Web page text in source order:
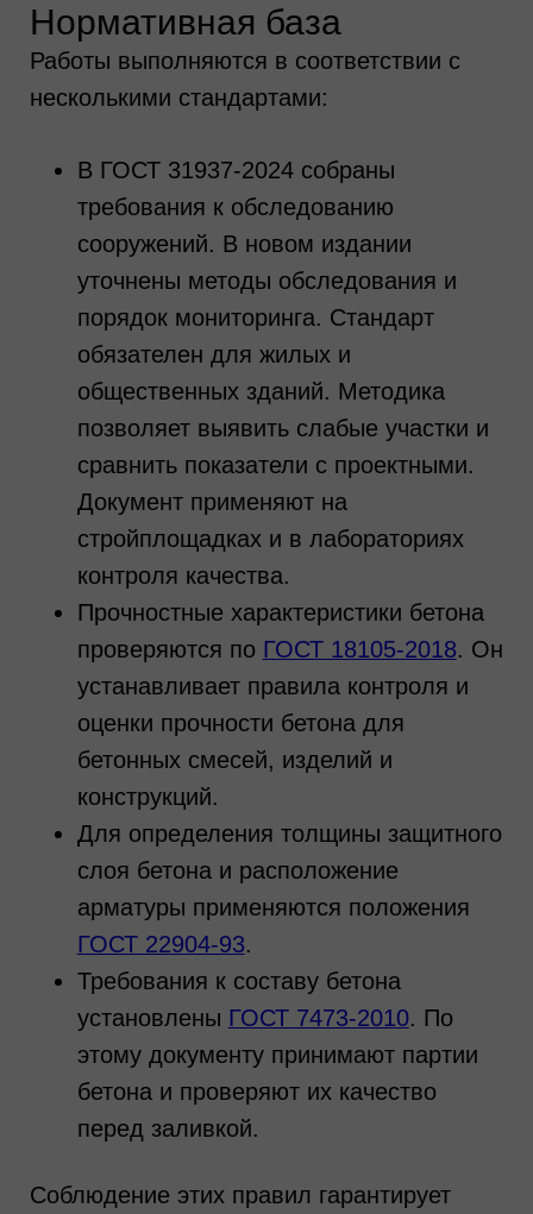
Нормативная база
Работы выполняются в соответствии с
несколькими стандартами:
В ГОСТ 31937-2024 собраны
требования к обследованию
сооружений. В новом издании
уточнены методы обследования и
порядок мониторинга. Стандарт
обязателен для жилых и
общественных зданий. Методика
позволяет выявить слабые участки и
сравнить показатели с проектными.
Документ применяют на
стройплощадках и в лабораториях
контроля качества.
Прочностные характеристики бетона
проверяются по ГОСТ 18105-2018. Он
устанавливает правила контроля и
оценки прочности бетона для
бетонных смесей, изделий и
конструкций.
Для определения толщины защитного
слоя бетона и расположение
арматуры применяются положения
ГОСТ 22904-93.
Требования к составу бетона
установлены ГОСТ 7473-2010. По
этому документу принимают партии
бетона и проверяют их качество
перед заливкой.
Соблюдение этих правил гарантирует